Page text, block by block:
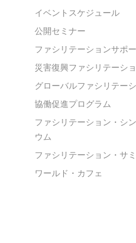
イベントスケジュール
公開セミナー
ファシリテーションサポ
災害復興ファシリテーシ
グローバルファシリテー
協働促進プログラム
ファシリテーション・シ
ウム
ファシリテーション・サ
ワールド・カフェ